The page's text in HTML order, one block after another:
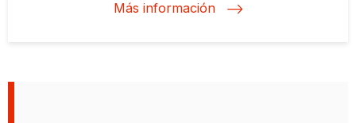
corporativas, garantías de crédito,
Más información